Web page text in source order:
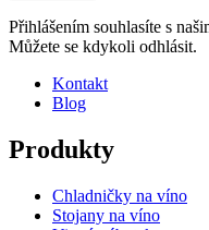
Hmotnost (kg)4.9
Přihlášením souhlasíte s
Můžete se kdykoli odhlásit.
Kontakt
Blog
Produkty
Chladničky na víno
Stojany na víno